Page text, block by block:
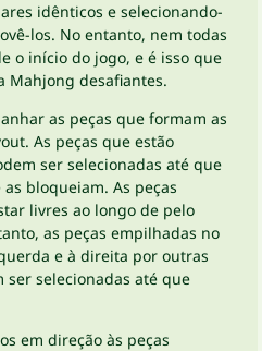
idênticos e selecionando-
los. No entanto, nem todas
o início do jogo, e é isso que
Mahjong desafiantes.
as peças que formam as
As peças que estão
ser selecionadas até que
bloqueiam. As peças
livres ao longo de pelo
as peças empilhadas no
e à direita por outras
ser selecionadas até que
em direção às peças